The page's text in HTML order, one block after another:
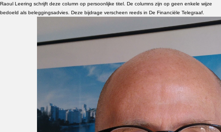
Raoul Leering schrijft deze column op persoonlijke titel. De columns zijn op geen enkele wijze
bedoeld als beleggingsadvies. Deze bijdrage verscheen reeds in De Financiële Telegraaf.